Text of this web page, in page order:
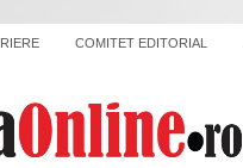
COMITET EDITORIAL